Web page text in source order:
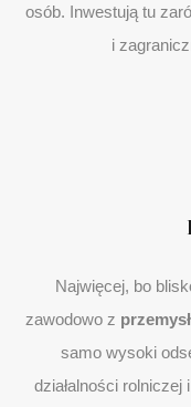
osób. Inwestują tu
i
Najwięcej, bo
zawodowo z
samo wysoki
działalności